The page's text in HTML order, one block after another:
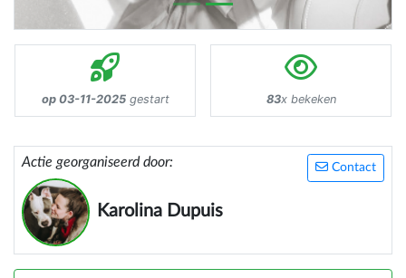
op 03-11-2025gestart 83x bekeken
Contact
Actie georganiseerd door:
Karolina Dupuis